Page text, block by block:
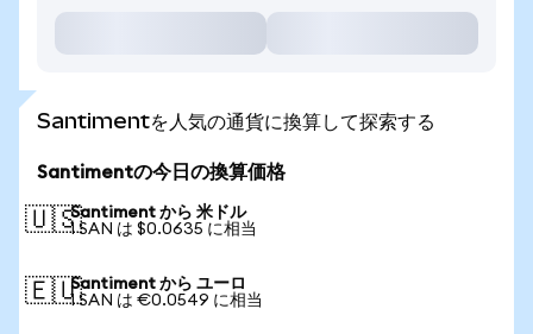
Santimentを人気の通貨に換算して探索する
Santimentの今日の換算価格
🇺🇸Santiment から 米ドル
1 SAN は $0.0635 に相当
🇪🇺Santiment から ユーロ
1 SAN は €0.0549 に相当